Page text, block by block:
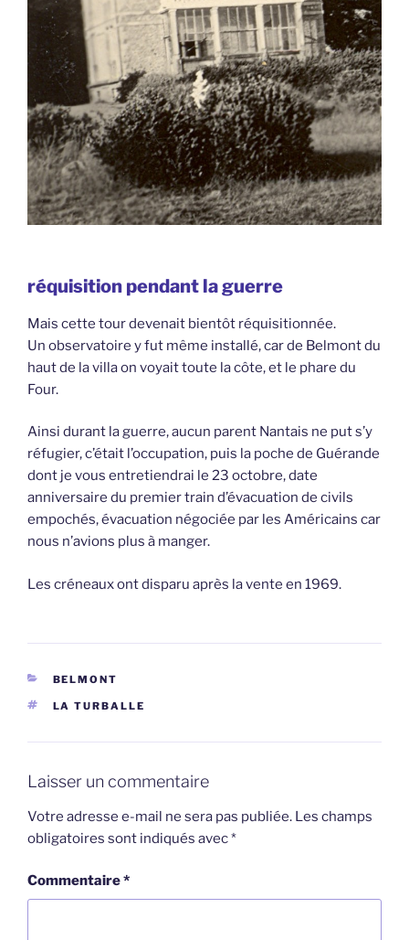
réquisition pendant la guerre
Mais cette tour devenait bientôt réquisitionnée.
Un observatoire y fut même installé, car de Belmont du
haut de la villa on voyait toute la côte, et le phare du
Four.
Ainsi durant la guerre, aucun parent Nantais ne put s’y
réfugier, c’était l’occupation, puis la poche de Guérande
dont je vous entretiendrai le 23 octobre, date
anniversaire du premier train d’évacuation de civils
empochés, évacuation négociée par les Américains car
nous n’avions plus à manger.
Les créneaux ont disparu après la vente en 1969.
CATÉGORIES
BELMONT
ÉTIQUETTES
LA TURBALLE
Laisser un commentaire
Votre adresse e-mail ne sera pas publiée. Les champs
obligatoires sont indiqués avec*
Commentaire*